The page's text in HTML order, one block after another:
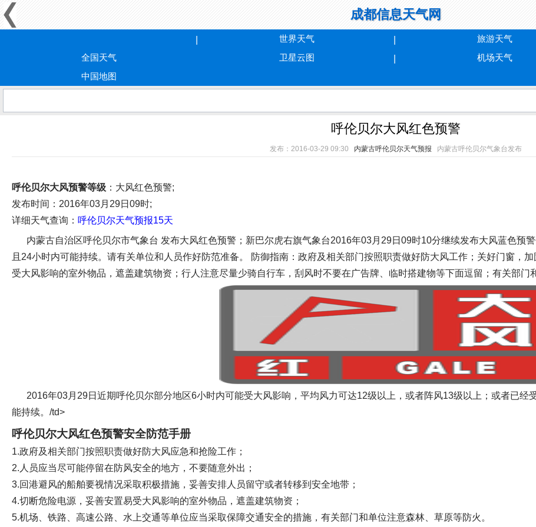
成都信息天气网
全国天气
世界天气 旅游天气
卫星云图
机场天气
中国地图
呼伦贝尔大风红色预警
发布：2016-03-29 09:30 内蒙古呼伦贝尔天气预报 内蒙古呼伦贝尔气象台发布
呼伦贝尔大风预警等级 ：大风红色预警;
发布时间 ：2016年03月29日09时;
详细天气查询： 呼伦贝尔天气预报15天
内蒙古自治区呼伦贝尔市气象台 发布大风红色预警；新巴尔虎右旗气象台2016年03月29日09时10分继续发布大风蓝色预
且24小时内可能持续。请有关单位和人员作好防范准备。 防御指南：政府及相关部门按照职责做好防大风工作；关好门窗，
受大风影响的室外物品，遮盖建筑物资；行人注意尽量少骑自行车，刮风时不要在广告牌、临时搭建物等下面逗留；有关部门
2016年03月29日近期呼伦贝尔部分地区6小时内可能受大风影响，平均风力可达12级以上，或者阵风13级以上；或者已
能持续。/td>
呼伦贝尔大风红色预警安全防范手册
1.政府及相关部门按照职责做好防大风应急和抢险工作；
2.人员应当尽可能停留在防风安全的地方，不要随意外出；
3.回港避风的船舶要视情况采取积极措施，妥善安排人员留守或者转移到安全地带；
4.切断危险电源，妥善安置易受大风影响的室外物品，遮盖建筑物资；
5.机场、铁路、高速公路、水上交通等单位应当采取保障交通安全的措施，有关部门和单位注意森林、草原等防火。